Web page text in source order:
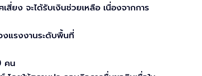
ยง จะได้รับเงินช่วยเหลือ เนื่องจากการ
งแรงงานระดับพื้นที่
คน